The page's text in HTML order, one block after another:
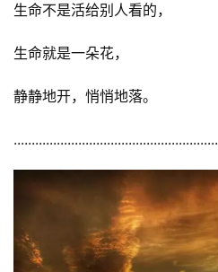
生命不是活给别人看的，
生命就是一朵花，
静静地开，悄悄地落。
.........................................................